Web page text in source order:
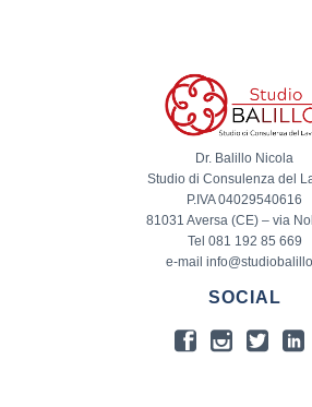
Dr. Balillo Nicola
Studio di Consulenza del
P.IVA 04029540616
81031 Aversa (CE) – via
Tel 081 192 85 669
e-mail
SOCIAL